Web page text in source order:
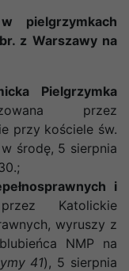
pielgrzymkach
z Warszawy na
Pielgrzymka
przez
przy kościele św.
środę, 5 sierpnia
i
Katolickie
wyruszy z
NMP na
41), 5 sierpnia